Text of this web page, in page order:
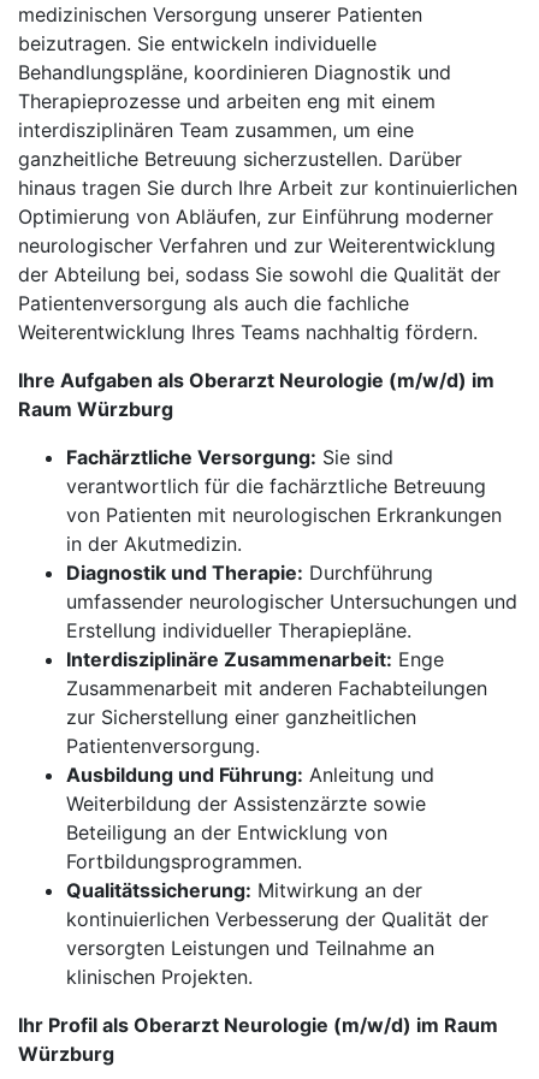
medizinischen Versorgung unserer Patienten
beizutragen. Sie entwickeln individuelle
Behandlungspläne, koordinieren Diagnostik und
Therapieprozesse und arbeiten eng mit einem
interdisziplinären Team zusammen, um eine
ganzheitliche Betreuung sicherzustellen. Darüber
hinaus tragen Sie durch Ihre Arbeit zur kontinuierlichen
Optimierung von Abläufen, zur Einführung moderner
neurologischer Verfahren und zur Weiterentwicklung
der Abteilung bei, sodass Sie sowohl die Qualität der
Patientenversorgung als auch die fachliche
Weiterentwicklung Ihres Teams nachhaltig fördern.
Ihre Aufgaben als Oberarzt Neurologie (m/w/d) im
Raum Würzburg
Fachärztliche Versorgung: Sie sind
verantwortlich für die fachärztliche Betreuung
von Patienten mit neurologischen Erkrankungen
in der Akutmedizin.
Diagnostik und Therapie: Durchführung
umfassender neurologischer Untersuchungen und
Erstellung individueller Therapiepläne.
Interdisziplinäre Zusammenarbeit: Enge
Zusammenarbeit mit anderen Fachabteilungen
zur Sicherstellung einer ganzheitlichen
Patientenversorgung.
Ausbildung und Führung: Anleitung und
Weiterbildung der Assistenzärzte sowie
Beteiligung an der Entwicklung von
Fortbildungsprogrammen.
Qualitätssicherung: Mitwirkung an der
kontinuierlichen Verbesserung der Qualität der
versorgten Leistungen und Teilnahme an
klinischen Projekten.
Ihr Profil als Oberarzt Neurologie (m/w/d) im Raum
Würzburg